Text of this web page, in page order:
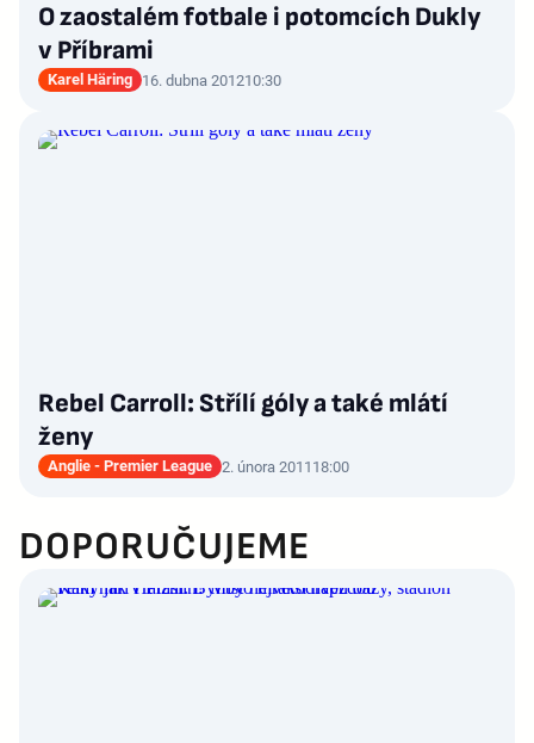
O zaostalém fotbale i potomcích Dukly
v Příbrami
Karel Häring 16. dubna 201210:30
Rebel Carroll: Střílí góly a také mlátí
ženy
Anglie - Premier League 2. února 2011 18:00
DOPORUČUJEME